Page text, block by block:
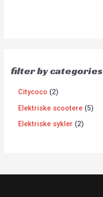
filter by categories
Citycoco 2
Elektriske scootere 5
Elektriske sykler 2